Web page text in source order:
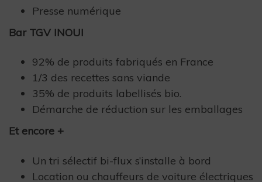
Presse numérique
Bar TGV INOUI
92% de produits fabriqués en France
1/3 des recettes sans viande
35% de produits labellisés bio.
Démarche de réduction sur les emballages
Et encore +
Un tri sélectif bi-flux s’installe à bord
Location ou chauffeurs de voiture électriques